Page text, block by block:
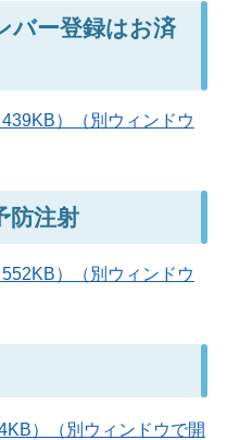
バー登録はお済
）（別ウィンドウ
防注射
）（別ウィンドウ
）（別ウィンドウで開